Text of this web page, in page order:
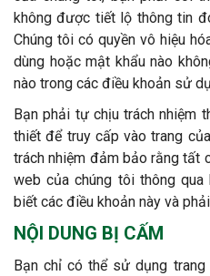
không được tiết lộ thông tin
Chúng tôi có quyền vô hiệu
dùng hoặc mật khẩu nào
nào trong các điều khoản sử
Bạn phải tự chịu trách nhiệm
thiết để truy cấp vào trang
trách nhiệm đảm bảo rằng tất
web của chúng tôi thông
biết các điều khoản này và
NỘI DUNG BỊ CẤM
Bạn chỉ có thể sử dụng